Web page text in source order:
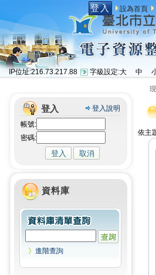
登入 設為首頁
IP位址:216.73.217.88 字級設定:大 中
登入
登入說明
帳號:
密碼:
資料庫
》 進階查詢
依主